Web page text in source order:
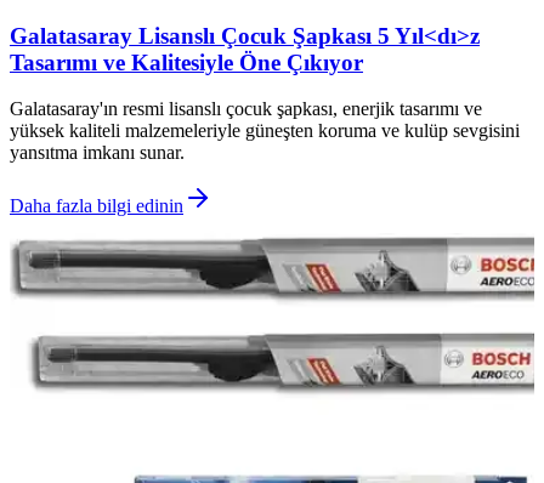
Galatasaray Lisanslı Çocuk Şapkası 5 Yıl<dı>z
Tasarımı ve Kalitesiyle Öne Çıkıyor
Galatasaray'ın resmi lisanslı çocuk şapkası, enerjik tasarımı ve
yüksek kaliteli malzemeleriyle güneşten koruma ve kulüp sevgisini
yansıtma imkanı sunar.
Daha fazla bilgi edinin